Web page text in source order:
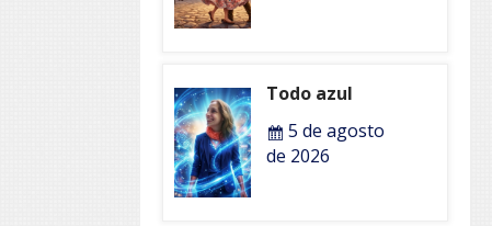
Todo azul
5 de agosto
de 2026